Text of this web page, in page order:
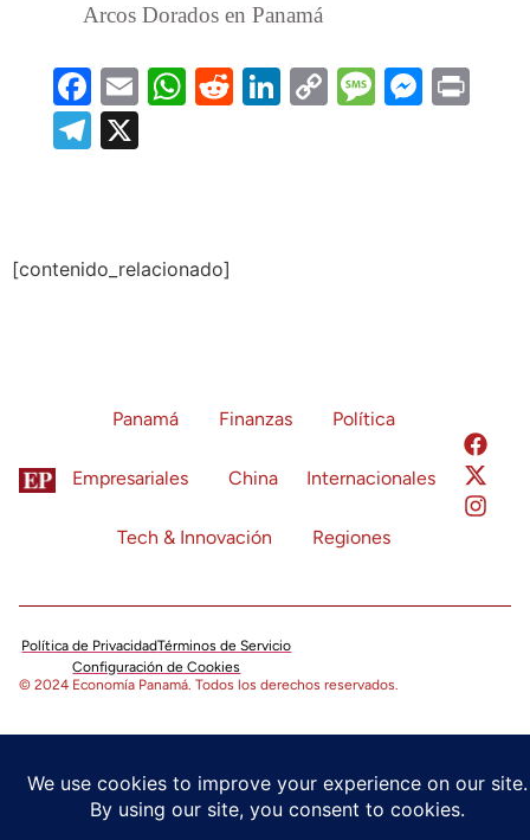
Arcos Dorados en Panamá
Facebook
EmailWhatsApp
RedditLinkedIn
CopyMessage
Telegram
[contenido_relacionado]
Panamá Finanzas Política
Empresariales China Internacionales
Tech & Innovación Regiones
Política de PrivacidadTérminos de Servicio
Configuración de Cookies
© 2024 Economía Panamá. Todos los derechos reservados.